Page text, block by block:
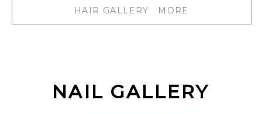
HAIR GALLERY MORE
NAIL GALLERY